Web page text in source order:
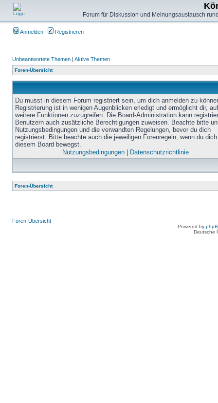
Forum für Diskussion und Meinungsaustausch
Anmelden Registrieren
Unbeantwortete Themen | Aktive Themen
Foren-Übersicht
Du musst in diesem Forum registriert sein, um dich anmelden zu
Registrierung ist in wenigen Augenblicken erledigt und ermöglicht dir, auf
weitere Funktionen zuzugreifen. Die Board-Administration kann
Benutzern auch zusätzliche Berechtigungen zuweisen. Beachte bitte
Nutzungsbedingungen und die verwandten Regelungen, bevor du dich
registrierst. Bitte beachte auch die jeweiligen Forenregeln, wenn du
diesem Board bewegst.
Nutzungsbedingungen| Datenschutzrichtlinie
Foren-Übersicht
Foren-Übersicht
Powered by
Deutsche